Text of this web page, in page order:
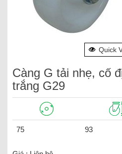
Quick
Càng G tải nhẹ, cố
trắng G29
75 93